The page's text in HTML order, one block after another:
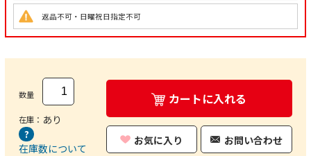
返品不可・日曜祝日指定不可
数量
在庫： あり
在庫数について
カートに入れる
お気に入り お問い合わせ